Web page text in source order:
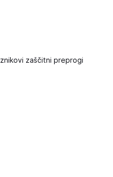
zaščitni preprogi